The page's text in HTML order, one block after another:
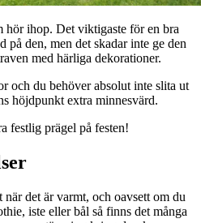
hör ihop. Det viktigaste för en bra
på den, men det skadar inte ge den
med härliga dekorationer.
och du behöver absolut inte slita ut
höjdpunkt extra minnesvärd.
festlig prägel på festen!
det är varmt, och oavsett om du
iste eller bål så finns det många